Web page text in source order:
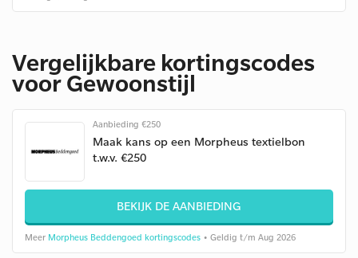
Vergelijkbare kortingscodes
voor Gewoonstijl
Aanbieding €250
Maak kans op een Morpheus textielbon
t.w.v. €250
BEKIJK DE AANBIEDING
Meer Morpheus Beddengoed kortingscodes • Geldig t/m Aug 2026